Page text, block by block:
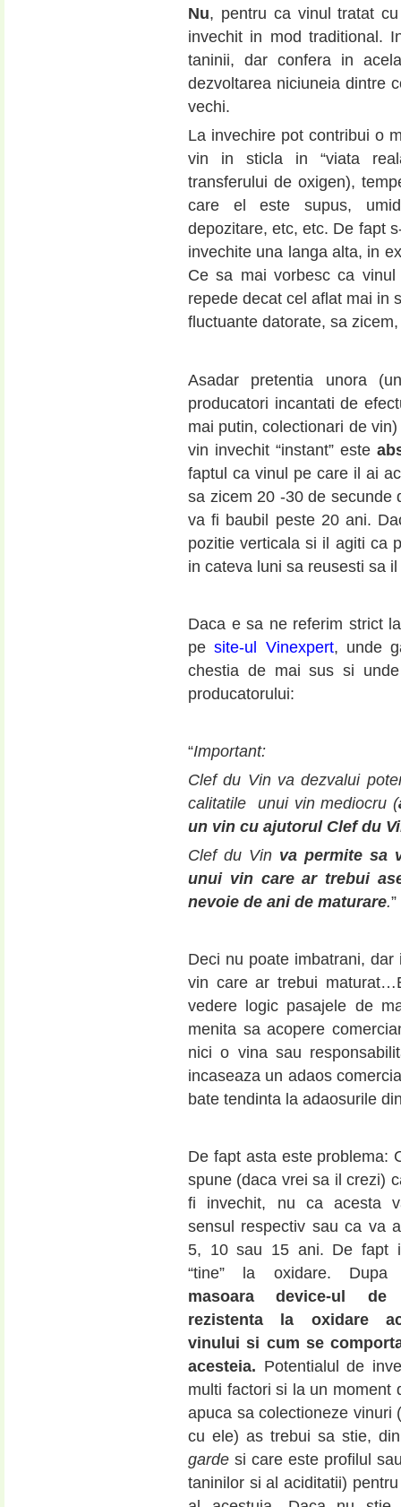
Nu, pentru ca vinul tratat
invechit in mod traditional.
taninii, dar confera in
dezvoltarea niciuneia dintre
vechi.
La invechire pot contribui o
vin in sticla in “viata
transferului de oxigen),
care el este supus,
depozitare, etc, etc. De fapt
invechite una langa alta, in
Ce sa mai vorbesc ca
repede decat cel aflat mai in
fluctuante datorate, sa
Asadar pretentia unora
producatori incantati de
mai putin, colectionari de
vin invechit “instant” este
faptul ca vinul pe care il ai
sa zicem 20 -30 de secunde
va fi baubil peste 20 ani.
pozitie verticala si il agiti ca
in cateva luni sa reusesti sa
Daca e sa ne referim strict
pesite-ul Vinexpert, unde
chestia de mai sus si
producatorului:
“Important:
Clef du Vin va dezvalui
calitatile unui vin mediocru (
un vin cu ajutorul Clef du
Clef du Vin va permite sa
unui vin care ar trebui
nevoie de ani de maturare.”
Deci nu poate imbatrani,
vin care ar trebui
vedere logic pasajele de
menita sa acopere
nici o vina sau
incaseaza un adaos
bate tendinta la adaosurile
De fapt asta este problema:
spune (daca vrei sa il crezi)
fi invechit, nu ca acesta
sensul respectiv sau ca va
5, 10 sau 15 ani. De fapt
“tine” la oxidare.
masoara device-ul
rezistenta la oxidare
vinului si cum se
acesteia. Potentialul de
multi factori si la un moment
apuca sa colectioneze vinuri
cu ele) as trebui sa stie,
garde si care este profilul
taninilor si al aciditatii)